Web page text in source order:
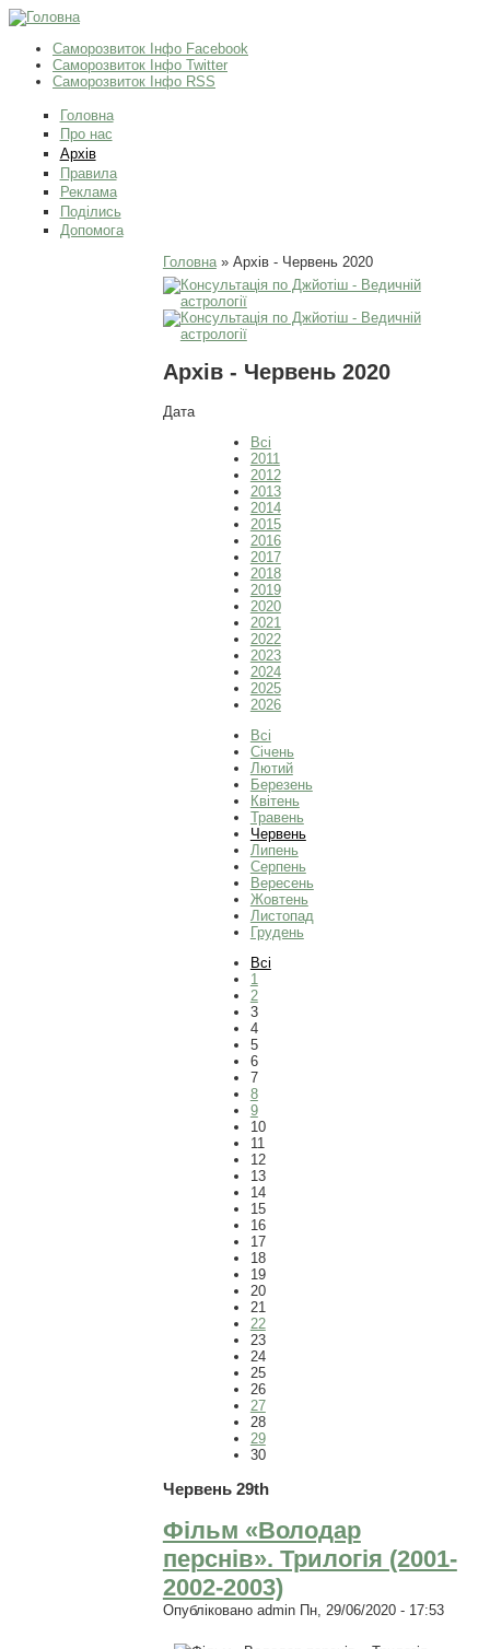
Саморозвиток Інфо Facebook
Саморозвиток Інфо Twitter
Саморозвиток Інфо RSS
Головна
Про нас
Архів
Правила
Реклама
Поділись
Допомога
Ви є тут
Головна» Архів - Червень 2020
Архів - Червень 2020
Дата
Всі
2011
2012
2013
2014
2015
2016
2017
2018
2019
2020
2021
2022
2023
2024
2025
2026
Всі
Січень
Лютий
Березень
Квітень
Травень
Червень
Липень
Серпень
Вересень
Жовтень
Листопад
Грудень
Всі
1
2
3
4
5
6
7
8
9
10
11
12
13
14
15
16
17
18
19
20
21
22
23
24
25
26
27
28
29
30
Червень 29th
Фільм «Володар
перснів». Трилогія (2001-
2002-2003)
Опубліковано adminПн, 29/06/2020 - 17:53